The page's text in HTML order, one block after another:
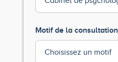
Motif de la consultation